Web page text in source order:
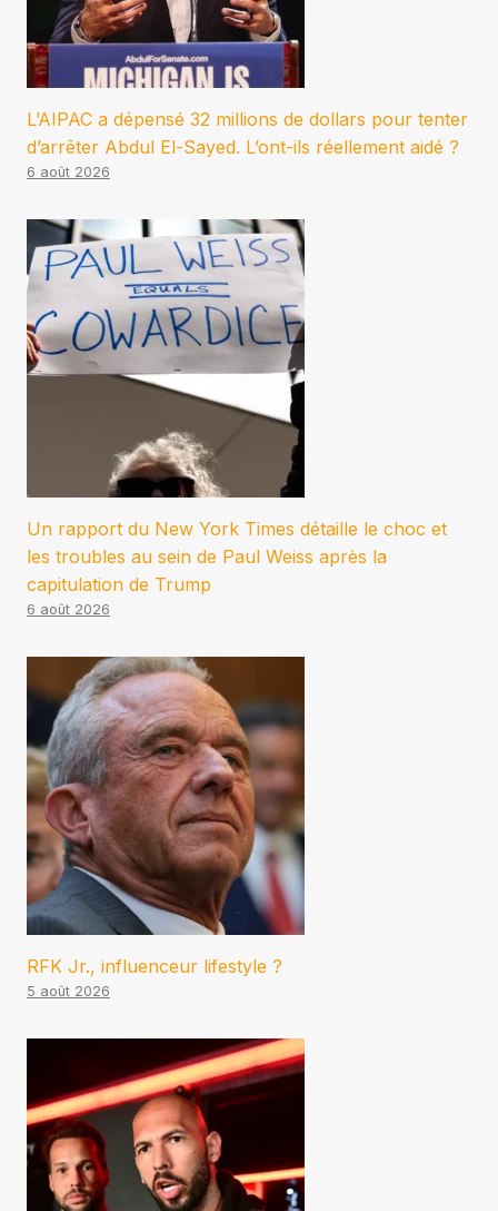
L’AIPAC a dépensé 32 millions de dollars pour tenter
d’arrêter Abdul El-Sayed. L’ont-ils réellement aidé ?
6 août 2026
Un rapport du New York Times détaille le choc et
les troubles au sein de Paul Weiss après la
capitulation de Trump
6 août 2026
RFK Jr., influenceur lifestyle ?
5 août 2026